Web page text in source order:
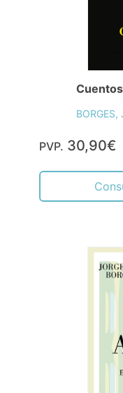
BORGES,
PVP. 30,90€